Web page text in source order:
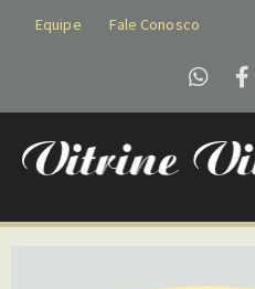
Equipe Fale Conosco